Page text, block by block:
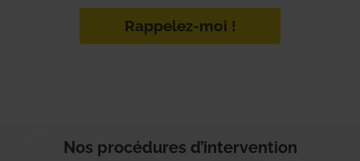
Rappelez-moi !
Nos procédures d’intervention